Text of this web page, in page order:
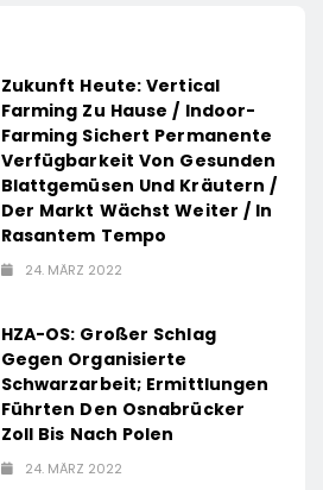
Zukunft Heute: Vertical
Farming Zu Hause / Indoor-
Farming Sichert Permanente
Verfügbarkeit Von Gesunden
Blattgemüsen Und Kräutern /
Der Markt Wächst Weiter / In
Rasantem Tempo
24. MÄRZ 2022
HZA-OS: Großer Schlag
Gegen Organisierte
Schwarzarbeit; Ermittlungen
Führten Den Osnabrücker
Zoll Bis Nach Polen
24. MÄRZ 2022